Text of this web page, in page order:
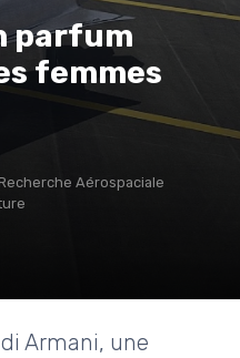
parfum
femmes
Aérospaciale
Armani, une